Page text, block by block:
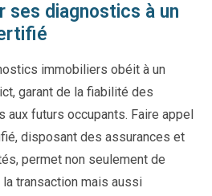
ses diagnostics à un
immobiliers obéit à un
garant de la fiabilité des
futurs occupants. Faire appel
disposant des assurances et
permet non seulement de
transaction mais aussi